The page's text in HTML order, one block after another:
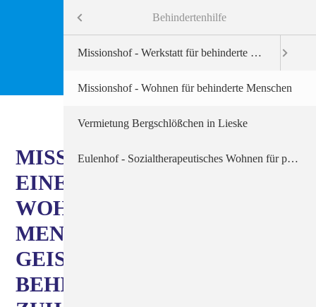
MISSIONSHOF LIESKE –
EINE BESONDERE
WOHNFORM FÜR
MENSCHEN MIT EINER
GEISTIGEN
BEHINDERUNG – MEIN
Alten- und Krankenpflege
Beratungsdienste
Arbeitgeber Diakonie
Seelsorge
Behindertenhilfe
Missionshof - Werkstatt für behinderte Menschen
Missionshof - Wohnen für behinderte Menschen
Vermietung Bergschlößchen in Lieske
Eulenhof - Sozialtherapeutisches Wohnen für psychisch kranke Menschen